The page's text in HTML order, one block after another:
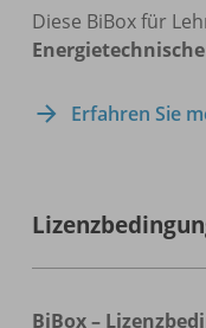
Diese BiBox für
Erfahren Sie
BiBox –